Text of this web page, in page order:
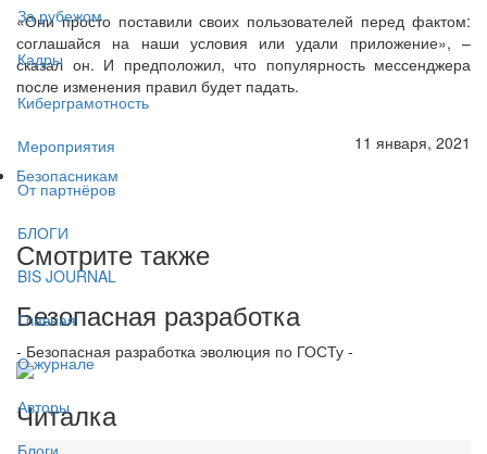
За рубежом
Кадры
Киберграмотность
Мероприятия
От партнёров
БЛОГИ
BIS JOURNAL
Главная
О журнале
Авторы
Блоги
«Они просто поставили своих пользователей перед фактом:
соглашайся на наши условия или удали приложение», –
сказал он. И предположил, что популярность мессенджера
после изменения правил будет падать.
11 января, 2021
Безопасникам
Смотрите также
Безопасная разработка
- Безопасная разработка эволюция по ГОСТу -
Читалка